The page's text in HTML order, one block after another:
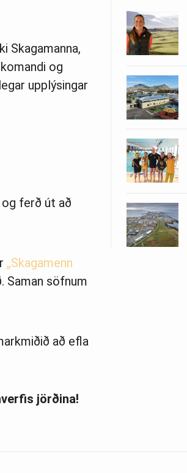
Skagamanna,
og
upplýsingar
ferð út að
„Skagamenn
Saman söfnum
að efla
jörðina!